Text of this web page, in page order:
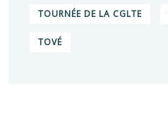
TOURNÉE DE LA CGLTE
TOVÉ